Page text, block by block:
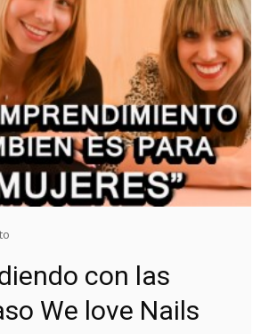
con las
We love Nails